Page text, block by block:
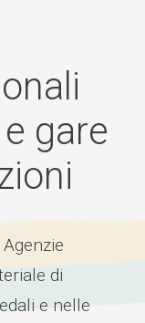
gare
di
e nelle